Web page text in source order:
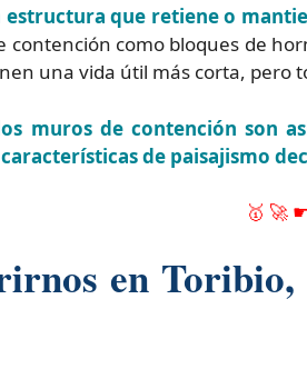
estructura que retiene o
contención como bloques de
una vida útil más corta, pero
muros de contención son
de paisajismo
🥇 🚀
en